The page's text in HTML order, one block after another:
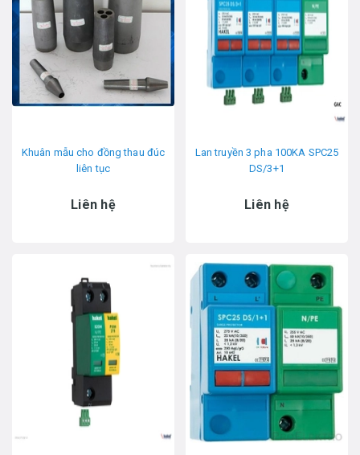
Khuân mẫu cho đồng thau đúc
liên tục
Liên hệ
Lan truyền 3 pha 100KA SPC25
DS/3+1
Liên hệ